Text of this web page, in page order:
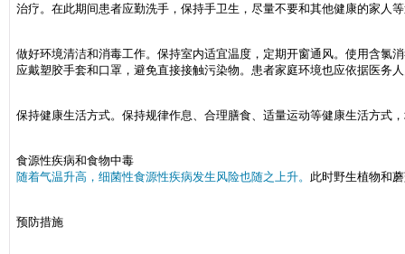
治疗。在此期间患者应勤洗手，保持手卫生，尽量不要和其他健康的家人
做好环境清洁和消毒工作。保持室内适宜温度，定期开窗通风。使用含氯
应戴塑胶手套和口罩，避免直接接触污染物。患者家庭环境也应依据医务
保持健康生活方式。保持规律作息、合理膳食、适量运动等健康生活方式
食源性疾病和食物中毒
随着气温升高，细菌性食源性疾病发生风险也随之上升。 此时野生植物和
预防措施